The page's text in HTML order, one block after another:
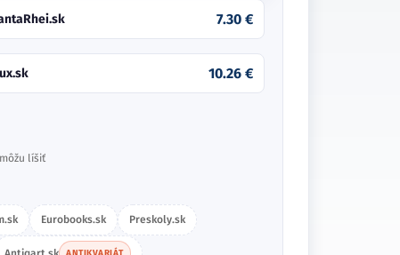
7.30 €
10.26 €
líšiť
Eurobooks.sk Preskoly.sk